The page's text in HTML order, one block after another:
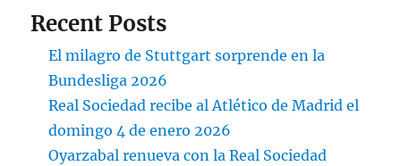
Recent Posts
El milagro de Stuttgart sorprende en la
Bundesliga 2026
Real Sociedad recibe al Atlético de Madrid el
domingo 4 de enero 2026
Oyarzabal renueva con la Real Sociedad